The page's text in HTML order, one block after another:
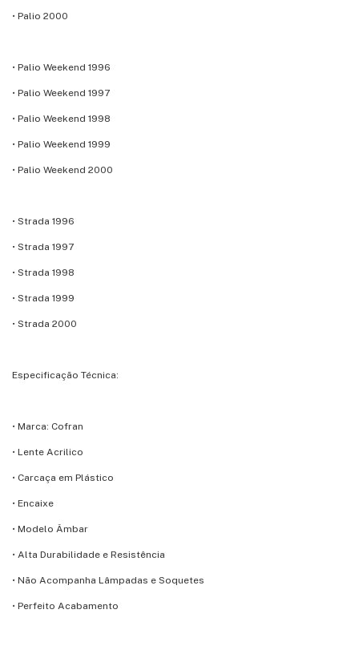
• Palio 2000
• Palio Weekend 1996
• Palio Weekend 1997
• Palio Weekend 1998
• Palio Weekend 1999
• Palio Weekend 2000
• Strada 1996
• Strada 1997
• Strada 1998
• Strada 1999
• Strada 2000
Especificação Técnica:
• Marca: Cofran
• Lente Acrilico
• Carcaça em Plástico
• Encaixe
• Modelo Âmbar
• Alta Durabilidade e Resistência
• Não Acompanha Lâmpadas e Soquetes
• Perfeito Acabamento